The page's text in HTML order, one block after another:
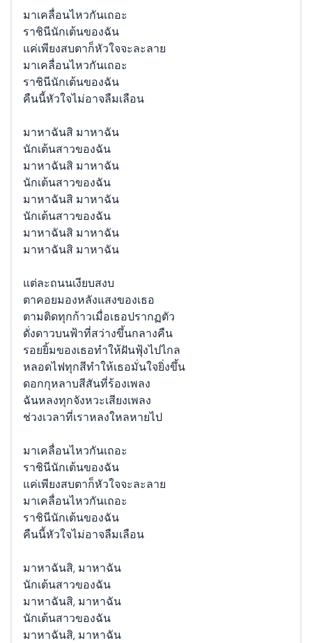
มาเคลื่อนไหวกันเถอะ
ราชินีนักเต้นของฉัน
แค่เพียงสบตาก็หัวใจจะละลาย
มาเคลื่อนไหวกันเถอะ
ราชินีนักเต้นของฉัน
คืนนี้หัวใจไม่อาจลืมเลือน
มาหาฉันสิ มาหาฉัน
นักเต้นสาวของฉัน
มาหาฉันสิ มาหาฉัน
นักเต้นสาวของฉัน
มาหาฉันสิ มาหาฉัน
นักเต้นสาวของฉัน
มาหาฉันสิ มาหาฉัน
มาหาฉันสิ มาหาฉัน
แต่ละถนนเงียบสงบ
ตาคอยมองหลังแสงของเธอ
ตามติดทุกก้าวเมื่อเธอปรากฏตัว
ดั่งดาวบนฟ้าที่สว่างขึ้นกลางคืน
รอยยิ้มของเธอทำให้ฝันฟุ้งไปไกล
หลอดไฟทุกสีทำให้เธอมั่นใจยิ่งขึ้น
ดอกกุหลาบสีสันที่ร้องเพลง
ฉันหลงทุกจังหวะเสียงเพลง
ช่วงเวลาที่เราหลงใหลหายไป
มาเคลื่อนไหวกันเถอะ
ราชินีนักเต้นของฉัน
แค่เพียงสบตาก็หัวใจจะละลาย
มาเคลื่อนไหวกันเถอะ
ราชินีนักเต้นของฉัน
คืนนี้หัวใจไม่อาจลืมเลือน
มาหาฉันสิ, มาหาฉัน
นักเต้นสาวของฉัน
มาหาฉันสิ, มาหาฉัน
นักเต้นสาวของฉัน
มาหาฉันสิ, มาหาฉัน